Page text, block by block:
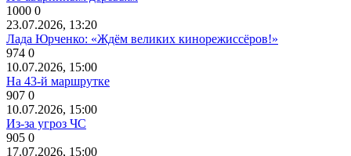
1000 0
23.07.2026, 13:20
Лада Юрченко: «Ждём великих кинорежиссёров!»
974 0
10.07.2026, 15:00
На 43-й маршрутке
907 0
10.07.2026, 15:00
Из-за угроз ЧС
905 0
17.07.2026, 15:00